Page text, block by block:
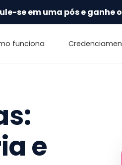
se em uma pós e ganhe
funciona
e